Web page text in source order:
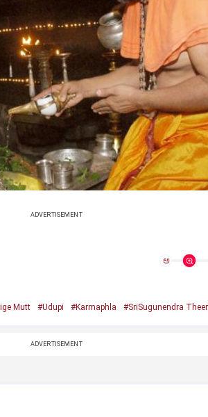
ADVERTISEMENT
ಅ
Mutt #Udupi #Karmaphla #SriSugunendra
ADVERTISEMENT